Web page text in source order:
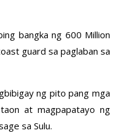
bangka ng 600 Million
guard sa paglaban sa
ng pito pang mga
at magpapatayo ng
sa Sulu.